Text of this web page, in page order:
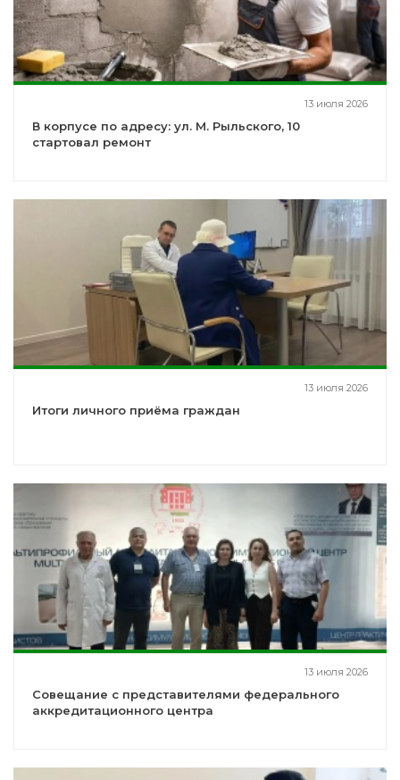
13 июля 2026
В корпусе по адресу: ул. М. Рыльского, 10
стартовал ремонт
13 июля 2026
Итоги личного приёма граждан
13 июля 2026
Совещание с представителями федерального
аккредитационного центра